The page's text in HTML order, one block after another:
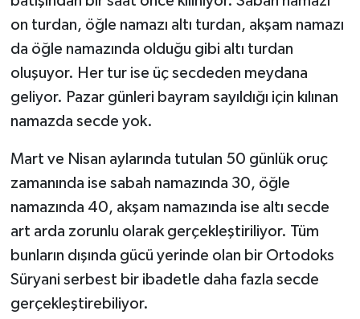
on turdan, öğle namazı altı turdan, akşam namazı
da öğle namazında olduğu gibi altı turdan
oluşuyor. Her tur ise üç secdeden meydana
geliyor. Pazar günleri bayram sayıldığı için kılınan
namazda secde yok.
Mart ve Nisan aylarında tutulan 50 günlük oruç
zamanında ise sabah namazında 30, öğle
namazında 40, akşam namazında ise altı secde
art arda zorunlu olarak gerçekleştiriliyor. Tüm
bunların dışında gücü yerinde olan bir Ortodoks
Süryani serbest bir ibadetle daha fazla secde
gerçekleştirebiliyor.